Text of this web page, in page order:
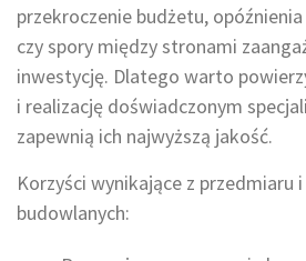
przekroczenie budżetu,
czy spory między stronami
inwestycję. Dlatego warto
i realizację doświadczonym
zapewnią ich najwyższą jakość.
Korzyści wynikające z przedmiaru
budowlanych: